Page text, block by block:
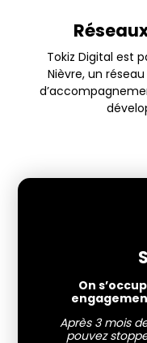
Tokiz Digital est
Nièvre, un
On
Après 3 mois
pouvez